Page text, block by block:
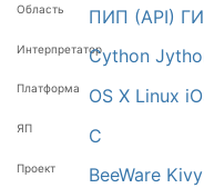
Область ПИП (API)
ИнтерпретаторCython
Платформа OS X Linux
ЯП C
Проект BeeWare Kivy